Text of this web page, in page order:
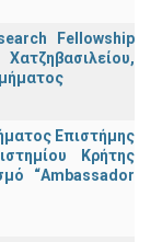
Fellowship
Επιστήμης
Κρήτης
“Ambassador